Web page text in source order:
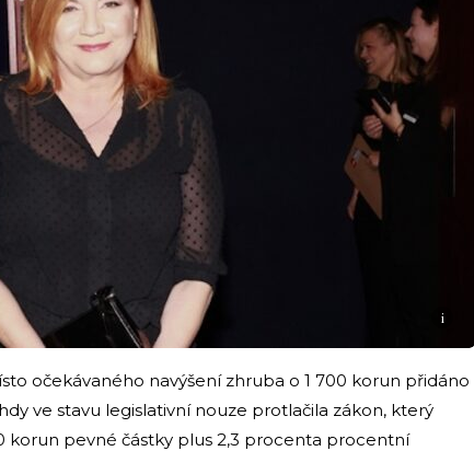
i
očekávaného navýšení zhruba o 1 700 korun přidáno
ve stavu legislativní nouze protlačila zákon, který
korun pevné částky plus 2,3 procenta procentní